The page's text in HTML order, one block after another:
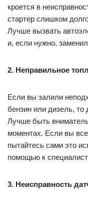
кроется в
стартер слишком
Лучше вызвать
и, если нужно, заменил
2. Неправильное
Если вы залили
бензин или дизель, то
Лучше быть
моментах. Если вы
пытайтесь сами это
помощью к
3. Неисправность